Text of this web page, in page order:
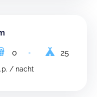
0
25
/ nacht